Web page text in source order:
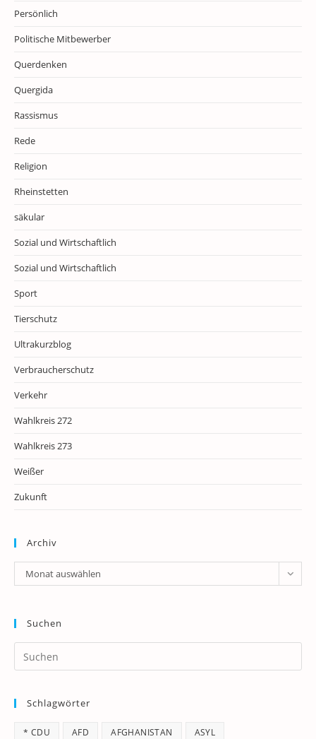
Persönlich
Politische Mitbewerber
Querdenken
Quergida
Rassismus
Rede
Religion
Rheinstetten
säkular
Sozial und Wirtschaftlich
Sozial und Wirtschaftlich
Sport
Tierschutz
Ultrakurzblog
Verbraucherschutz
Verkehr
Wahlkreis 272
Wahlkreis 273
Weißer
Zukunft
Archiv
Archiv
Monat auswählen
Suchen
Schlagwörter
* CDU AFD AFGHANISTAN ASYL